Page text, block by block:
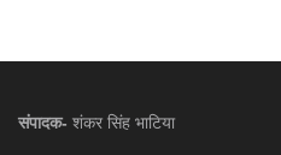
संपादक- शंकर सिंह भाटिया